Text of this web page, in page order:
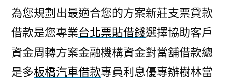
為您規劃出最適合您的方案新莊支票貸款
借款是您專業台北票貼借錢選擇協助客戶
資金周轉方案金融機構資金對當舖借款總
是多板橋汽車借款專員利息優專辦樹林當